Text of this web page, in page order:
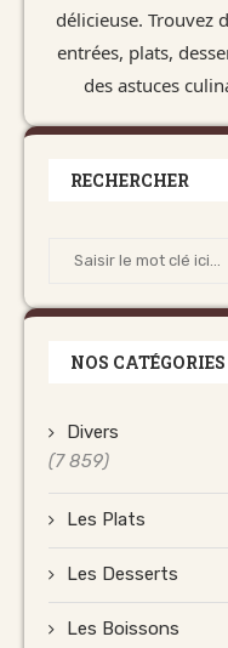
délicieuse. Trouvez
entrées, plats,
des astuces
RECHERCHER
NOS CATÉGORIES
Divers
(7 859)
Les Plats
Les Desserts
Les Boissons